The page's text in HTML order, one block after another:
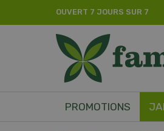
OUVERT 7 JOURS SUR 7
PROMOTIONS